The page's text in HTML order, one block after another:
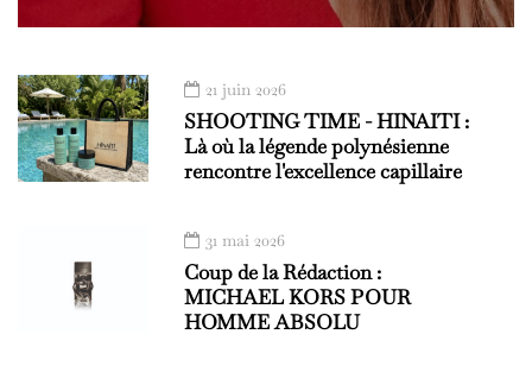
21 juin 2026
SHOOTING TIME - HINAITI :
Là où la légende polynésienne
rencontre l'excellence capillaire
31 mai 2026
Coup de la Rédaction :
MICHAEL KORS POUR
HOMME ABSOLU